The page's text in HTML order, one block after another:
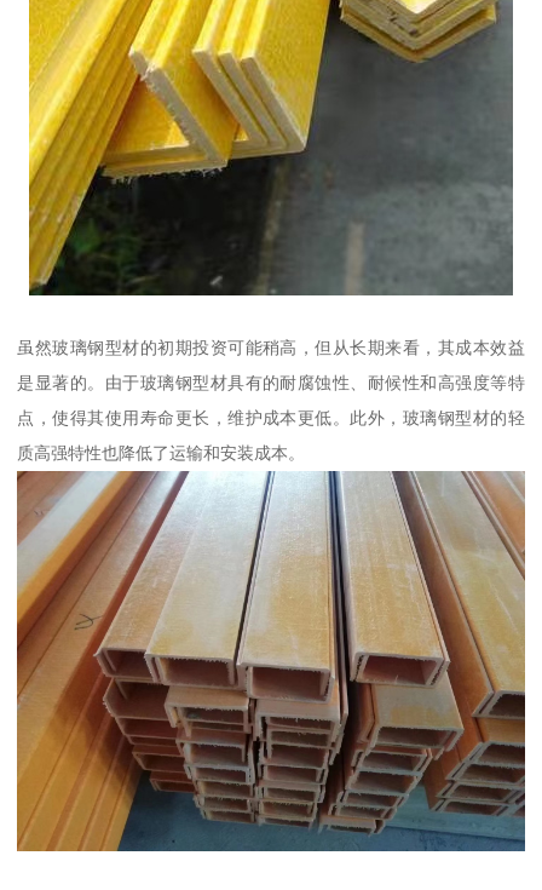
虽然玻璃钢型材的初期投资可能稍高，但从长期来看，其成本效益
是显著的。由于玻璃钢型材具有的耐腐蚀性、耐候性和高强度等特
点，使得其使用寿命更长，维护成本更低。此外，玻璃钢型材的轻
质高强特性也降低了运输和安装成本。